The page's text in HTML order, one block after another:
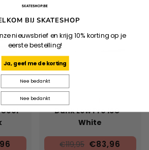
Dunk Low Pro ISO -
White
€119,95 €83,96
BIJ SKATESHOP
nieuwsbrief en krijg 10% korting op je
eerste bestelling!
Ja, geef me de korting
Nee bedankt
Nee bedankt